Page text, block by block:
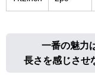
一番の魅力
長さを感じさせ